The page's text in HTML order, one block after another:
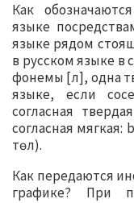
Как
языке
языке рядом
в русском языке в
фонемы [л], одна
языке, если
согласная
согласная
төл).
Как передаются
графике? При